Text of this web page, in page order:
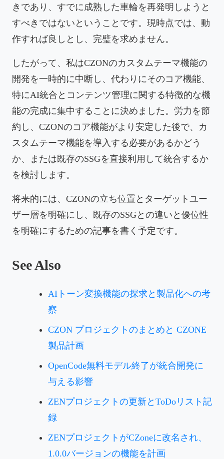
きであり、すでに成熟した車輪を再発明しようと
すべきではないということです。現時点では、動
作すれば良しとし、完璧を求めません。
したがって、私はCZONのカスタムテーマ機能の
開発を一時的に中断し、代わりにそのコア機能、
特にAI統合とコンテンツ管理に関する特徴的な機
能の完成に集中することに決めました。労力を節
約し、CZONのコア機能がより安定した後で、カ
スタムテーマ機能を導入する必要があるかどう
か、または既存のSSGを直接利用して統合するか
を検討します。
将来的には、CZONの立ち位置とターゲットユー
ザー層を明確にし、既存のSSGとの違いと優位性
を明確にするための記事を書く予定です。
See Also
AIトーン変換機能の探求と製品化への考
察
CZON プロジェクトのまとめと CZONE
製品計画
OpenCode無料モデル終了が統合開発に
与える影響
ZENプロジェクトの更新とToDoリスト記
録
ZENプロジェクトがCZoneに改名され、
1.0.0バージョンの機能を計画